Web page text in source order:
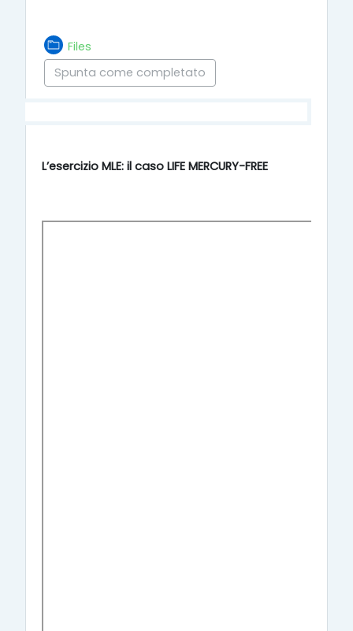
FilesCartella
Spunta come completato
L’esercizio MLE: il caso LIFE MERCURY-FREE